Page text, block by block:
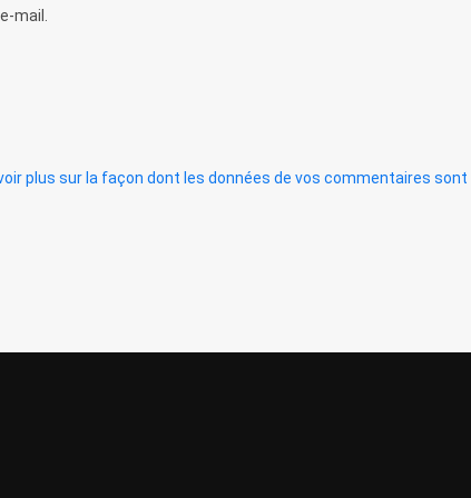
mail.
plus sur la façon dont les données de vos commentaires